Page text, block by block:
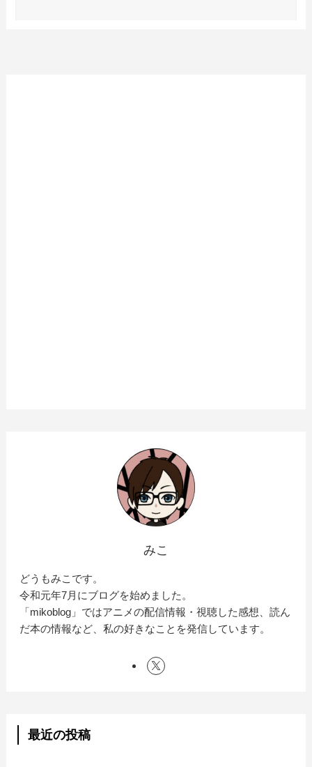
みこ
どうもみこです。
令和元年7月にブログを始めました。
「mikoblog」ではアニメの配信情報・視聴した感想、読ん
だ本の情報など、私の好きなことを発信しています。
最近の投稿